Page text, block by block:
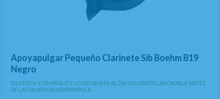
Apoyapulgar Pequeño Clarinete Sib Boehm B19
Negro
EN STOCK. CÓMPRALO Y LO RECIBIRÁS AL DIA SIGUIENTE LABORABLE ANTES
DE LAS 14:00 HORAS PENINSULA